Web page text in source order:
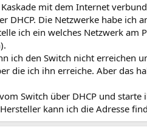
mit dem Internet
DHCP. Die Netzwerke habe ich
ich ein welches Netzwerk am
ich den Switch nicht erreichen
die ich ihn erreiche. Aber das
Switch über DHCP und
kann ich die Adresse